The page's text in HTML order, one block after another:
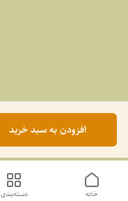
افزودن به سبد خرید
دسته‌بندی خانه